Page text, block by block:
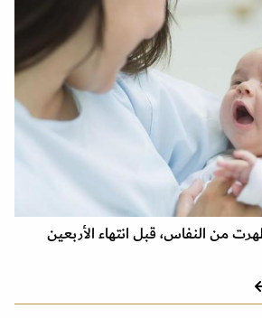
من النفاس، قبل انتهاء الأربعين